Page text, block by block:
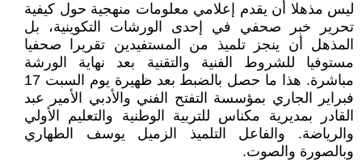
ليس مذهلا أن يقدم إعلامي معلومات منهجية حول كيفية
تحرير خبر صحفي في إحدى الورشات التكوينية، بل
المذهل أن ينجز تلميذ من المستفيدين تقريرا صحفيا
مستوفيا للشروط الفنية والتقنية بعد نهاية الورشة
مباشرة. هذا ما حصل بالضبط بعد ظهيرة يوم السبت 17
فبراير الجاري بمؤسسة التفتح الفني والأدبي الأمير عبد
القادر بمديرية مكناس للتربية الوطنية والتعليم الأولي
والرياضة. والفاعل التلميذ الزميل يوسف الطهاري
وبالصورة والصوت.